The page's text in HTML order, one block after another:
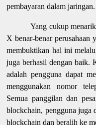
pembayaran dalam jaringan.
Yang cukup
X benar-benar perusahaan
membuktikan hal ini
juga berhasil dengan baik.
adalah pengguna dapat
menggunakan nomor
Semua panggilan dan
blockchain, pengguna juga
blockchain dan beralih ke